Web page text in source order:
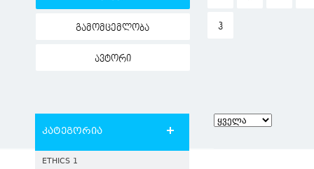
გამომცემლობა
ავტორი
Ჰ
კატეგორია
ETHICS 1